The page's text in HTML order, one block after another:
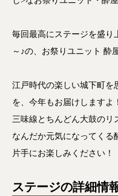
毎回最高にステージを盛り
～♪の、お祭りユニット 酔
江戸時代の楽しい城下町を
を、今年もお届けしますよ！
三味線とちんどん大鼓のリ
なんだか元気になってくる
片手にお楽しみください！
ステージの詳細情